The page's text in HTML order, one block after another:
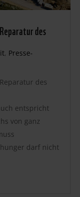
des
, Presse-
des
entspricht
von ganz
darf nicht